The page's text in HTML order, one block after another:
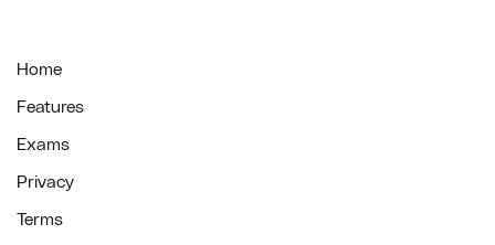
Home
Features
Exams
Privacy
Terms